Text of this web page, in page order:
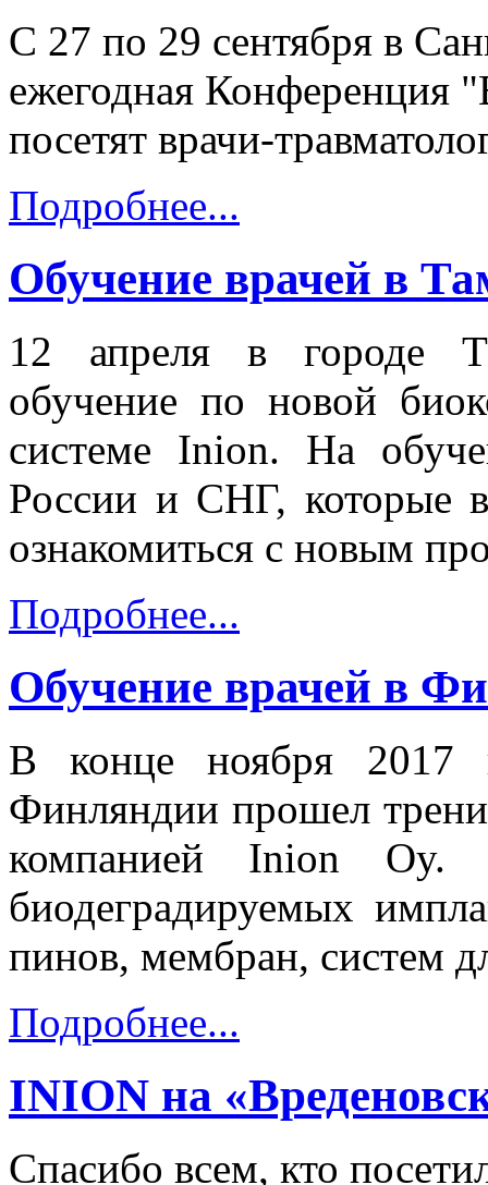
С 27 по 29 сентября в
ежегодная Конференция
посетят врачи-
Подробнее...
Обучение врачей в
12 апреля в городе
обучение по новой
системе Inion. На
России и СНГ, которые
ознакомиться с новым
Подробнее...
Обучение врачей в
В конце ноября
Финляндии прошел
компанией Inion Oy.
биодеградируемых
пинов, мембран, систем
Подробнее...
INION на
Спасибо всем, кто